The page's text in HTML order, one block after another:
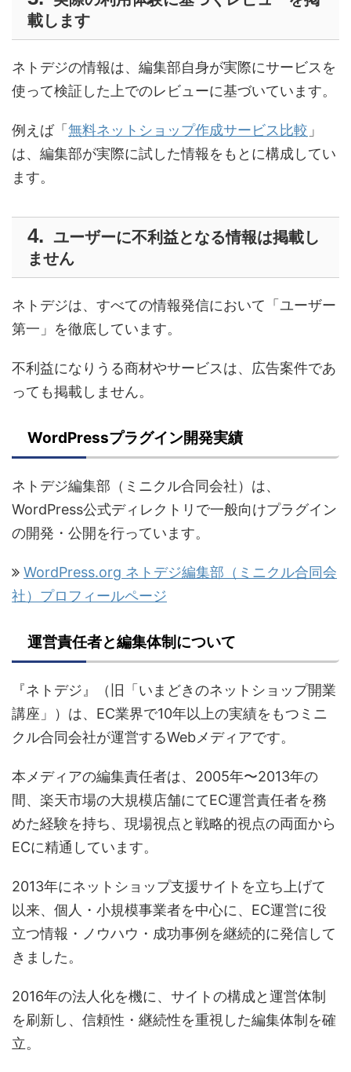
載します
ネトデジの情報は、編集部自身が実際にサービスを
使って検証した上でのレビューに基づいています。
例えば「 無料ネットショップ作成サービス比較 」
は、編集部が実際に試した情報をもとに構成してい
ます。
ユーザーに不利益となる情報は掲載し
ません
ネトデジは、すべての情報発信において「ユーザー
第一」を徹底しています。
不利益になりうる商材やサービスは、広告案件であ
っても掲載しません。
WordPressプラグイン開発実績
ネトデジ編集部（ミニクル合同会社）は、
WordPress公式ディレクトリで一般向けプラグイン
の開発・公開を行っています。
WordPress.org ネトデジ編集部（ミニクル合同会
社）プロフィールページ
運営責任者と編集体制について
『ネトデジ』（旧「いまどきのネットショップ開業
講座」）は、EC業界で10年以上の実績をもつミニ
クル合同会社が運営するWebメディアです。
本メディアの編集責任者は、2005年〜2013年の
間、楽天市場の大規模店舗にてEC運営責任者を務
めた経験を持ち、現場視点と戦略的視点の両面から
ECに精通しています。
2013年にネットショップ支援サイトを立ち上げて
以来、個人・小規模事業者を中心に、EC運営に役
立つ情報・ノウハウ・成功事例を継続的に発信して
きました。
2016年の法人化を機に、サイトの構成と運営体制
を刷新し、信頼性・継続性を重視した編集体制を確
立。